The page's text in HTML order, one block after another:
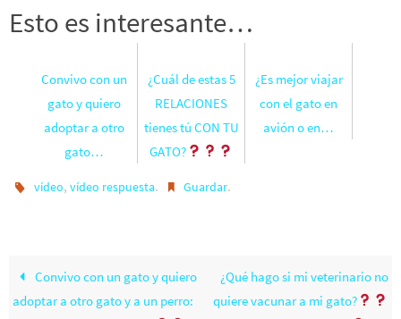
Esto es interesante…
Convivo con un
gato y quiero
adoptar a otro
gato…
¿Cuál de estas 5
RELACIONES
tienes tú CON TU
GATO?
¿Es mejor viajar
con el gato en
avión o en…
vídeo,vídeo respuesta. Guardar.
Convivo con un gato y quiero
adoptar a otro gato y a un perro:
¿Qué hago si mi veterinario no
quiere vacunar a mi gato?